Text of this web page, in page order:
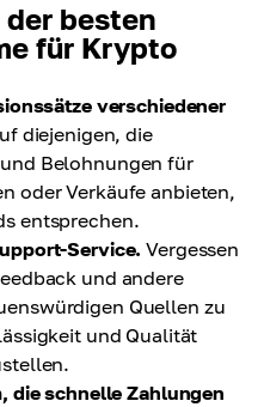
besten
für Krypto
verschiedener
diejenigen, die
Belohnungen für
oder Verkäufe anbieten,
entsprechen.
Service. Vergessen
und andere
Quellen zu
und Qualität
die schnelle Zahlungen